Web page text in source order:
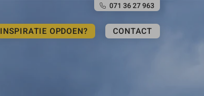
071 36 27 963
INSPIRATIE OPDOEN? CONTACT